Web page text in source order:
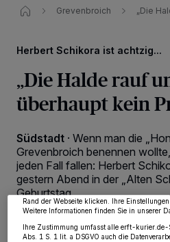
Grevenbroich „Die
Herbert Schikora ist achtzig...
„Die Halde rauf
überhaupt kein
Südstadt · Wenn man die
Grevenbroich benennen
jeden Fall fallen: Herbert
gestern Abend in der „Alten
Geburtstag.
wie Browserdaten oder eindeutige
von OK aktivieren Sie Tracking-
Partner verarbeiten Daten, um Ihnen Dienste
Zwecke. Wenn Tracker deaktiviert sind, sind
wieder aufrufen, um Ihre Einstellungen zu
widerrufen, indem Sie auf den Link
Rand der Webseite klicken. Ihre
Weitere Informationen finden Sie in unserer
Ihre Zustimmung umfasst alle erft-
Abs. 1 S. 1 lit. a DSGVO auch die